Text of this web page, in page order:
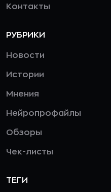
Контакты
РУБРИКИ
Новости
Истории
Мнения
Нейропрофайлы
Обзоры
Чек-листы
ТЕГИ